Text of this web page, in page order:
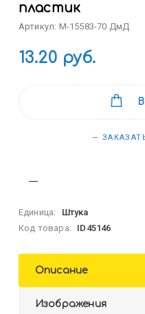
пластик
Артикул: M-15583-70 ДмД
13.20 руб.
—
Единица:
Штука
Код товара:
ID45146
Описание
Изображения